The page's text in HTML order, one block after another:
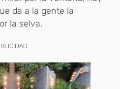
da a la gente la
la selva.